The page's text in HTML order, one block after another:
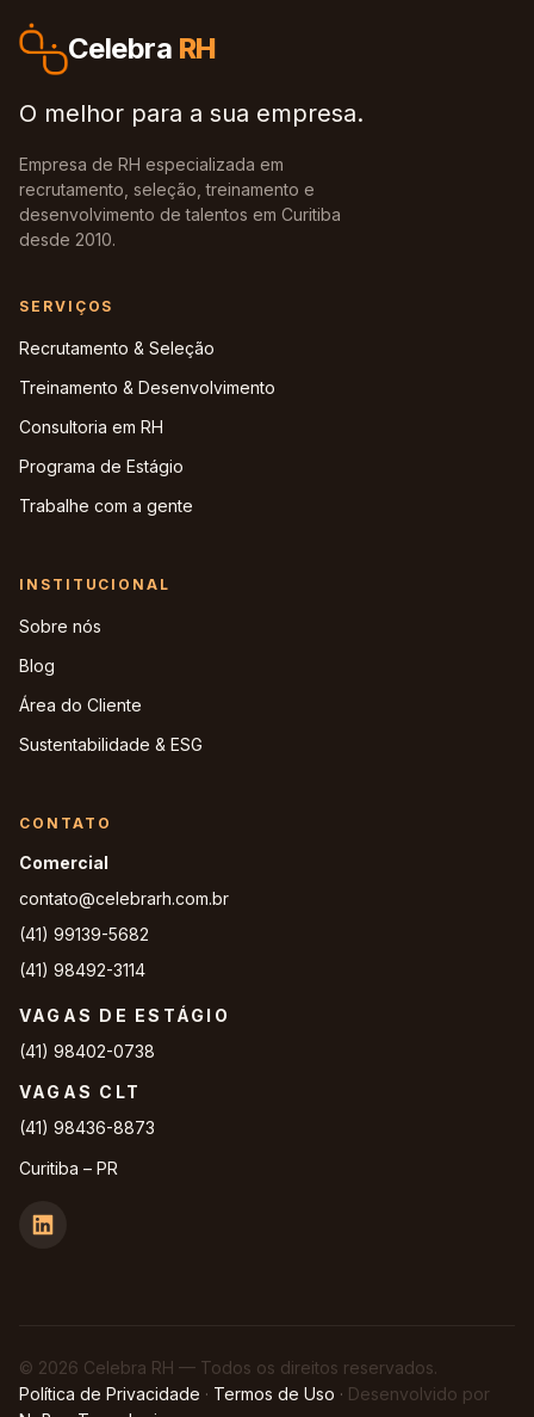
Celebra RH
O melhor para a sua empresa.
Empresa de RH especializada em
recrutamento, seleção, treinamento e
desenvolvimento de talentos em Curitiba
desde 2010.
SERVIÇOS
Recrutamento & Seleção
Treinamento & Desenvolvimento
Consultoria em RH
Programa de Estágio
Trabalhe com a gente
INSTITUCIONAL
Sobre nós
Blog
Área do Cliente
Sustentabilidade & ESG
CONTATO
Comercial
contato@celebrarh.com.br
(41) 99139-5682
(41) 98492-3114
VAGAS DE ESTÁGIO
(41) 98402-0738
VAGAS CLT
(41) 98436-8873
Curitiba – PR
© 2026 Celebra RH — Todos os direitos reservados.
Política de Privacidade · Termos de Uso · Desenvolvido por